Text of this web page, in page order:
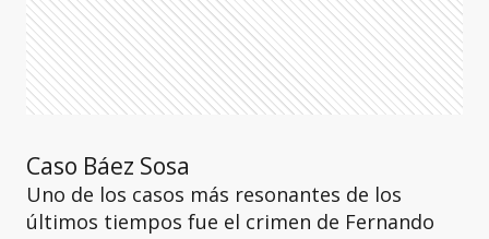
Caso Báez Sosa
Uno de los casos más resonantes de los
últimos tiempos fue el crimen de Fernando